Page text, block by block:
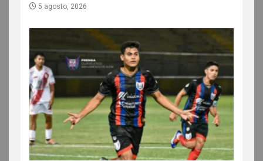
5 agosto, 2026